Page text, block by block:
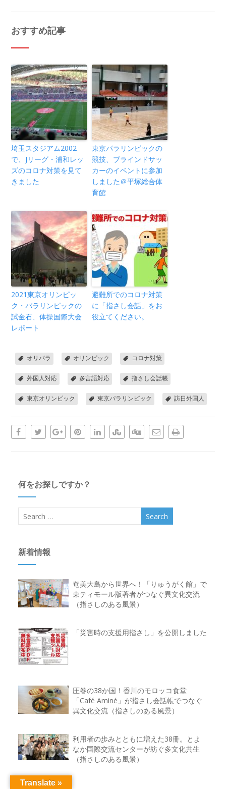
おすすめ記事
埼玉スタジアム2002
で、Jリーグ・浦和レッ
ズのコロナ対策を見て
きました
東京パラリンピックの
競技、ブラインドサッ
カーのイベントに参加
しました＠平塚総合体
育館
2021東京オリンピッ
ク・パラリンピックの
試金石、体操国際大会
レポート
避難所でのコロナ対策
に「指さし会話」をお
役立てください。
オリパラ オリンピック コロナ対策
外国人対応 多言語対応 指さし会話帳
東京オリンピック 東京パラリンピック 訪日外国人
何をお探しですか？
新着情報
奄美大島から世界へ！「りゅうがく館」で
東ティモール版著者がつなぐ異文化交流
（指さしのある風景）
「災害時の支援用指さし」を公開しました
圧巻の38か国！香川のモロッコ食堂
「Café Aminé」が指さし会話帳でつなぐ
異文化交流（指さしのある風景）
利用者の歩みとともに増えた38冊。とよ
なか国際交流センターが紡ぐ多文化共生
（指さしのある風景）
Translate »